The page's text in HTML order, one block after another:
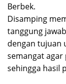
Berbek.
Disamping
tanggung
dengan tujuan
semangat
sehingga hasil